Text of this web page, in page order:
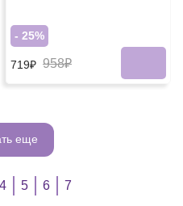
- 25%
719₽ 958₽
еще
4 5 6 7